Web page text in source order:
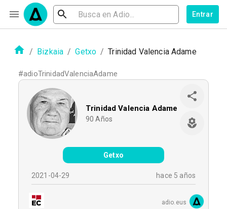
Entrar
/ Bizkaia / Getxo / Trinidad Valencia Adame
#adioTrinidadValenciaAdame
Trinidad Valencia Adame
90 Años
Getxo
2021-04-29 hace 5 años
adio.eus